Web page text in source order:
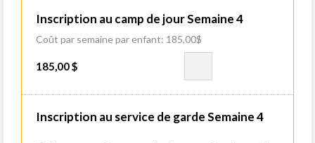
Inscription au camp de jour Semaine 4
Coût par semaine par enfant: 185,00$
185,00 $
Inscription au service de garde Semaine 4